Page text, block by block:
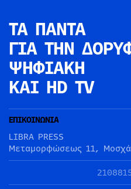
ΤΑ ΠΑΝΤΑ
ΓΙΑ ΤΗΝ
ΨΗΦΙΑΚΗ
ΚΑΙ HD TV
ΕΠΙΚΟΙΝΩΝΙΑ
LIBRA PRESS
Μεταμορφώσεως 11,